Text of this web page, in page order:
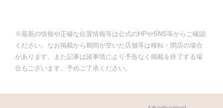
※最新の情報や正確な位置情報等は公式のHPやSNS等からご確認
ください。なお掲載から期間が空いた店舗等は移転・閉店の場合
があります。また記事は諸事情により予告なく掲載を終了する場
合もございます。予めご了承ください。